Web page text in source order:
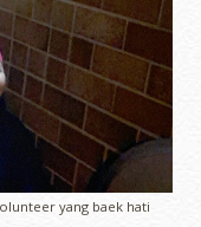
yang baek hati